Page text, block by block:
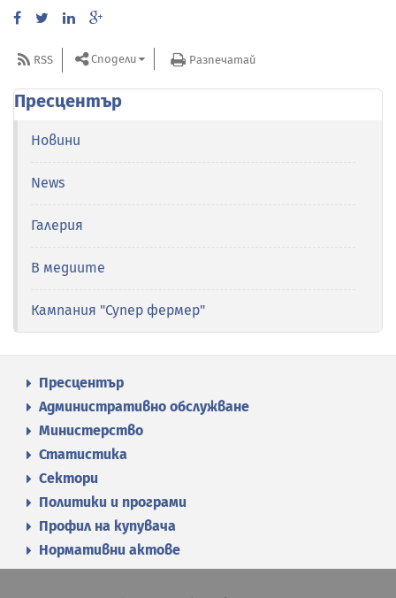
RSS Сподели Разпечатай
Пресцентър
Новини
News
Галерия
В медиите
Кампания "Супер фермер"
Пресцентър
Административно обслужване
Министерство
Статистика
Сектори
Политики и програми
Профил на купувача
Нормативни актове